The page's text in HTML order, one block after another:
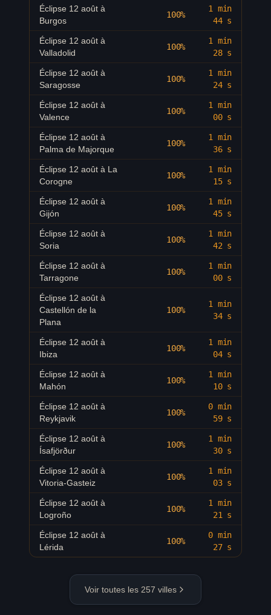
Perpignan
Éclipse 12 août à
Reims
Éclipse 12 août à
Le Havre
Éclipse 12 août à
Amiens
Éclipse 12 août à
Roubaix
Éclipse 12 août à
Dunkerque
Éclipse 12 août à
Calais
Éclipse 12 août à
Arras
Éclipse 12 août à
Charleville-
Mézières
20:15
Éclipse 12 août à
Rouen
20:16
Éclipse 12 août à
Caen
Éclipse 12 août à
Cherbourg-en-
Cotentin
20:16
Éclipse 12 août à
Évreux
92.6% 20:17
Éclipse 12 août à
Brest
96.4% 20:19
Éclipse 12 août à
Lorient
96.3% 20:20
Éclipse 12 août à
Quimper
96.5% 20:19
Éclipse 12 août à
Saint-Brieuc
95.3% 20:18
96%
Éclipse 12 août à
Burgos
100%
1 min
44 s
Éclipse 12 août à
Valladolid
100%
1 min
28 s
Éclipse 12 août à
Saragosse
100%
1 min
24 s
Éclipse 12 août à
Valence
100%
1 min
00 s
Éclipse 12 août à
Palma de Majorque
100%
1 min
36 s
Éclipse 12 août à La
Corogne
100%
1 min
15 s
Éclipse 12 août à
Gijón
100%
1 min
45 s
Éclipse 12 août à
Soria
100%
1 min
42 s
Éclipse 12 août à
Tarragone
100%
1 min
00 s
Éclipse 12 août à
Castellón de la
Plana
100%
1 min
34 s
Éclipse 12 août à
Ibiza
100%
1 min
04 s
Éclipse 12 août à
Mahón
100%
1 min
10 s
Éclipse 12 août à
Reykjavik
100%
0 min
59 s
Éclipse 12 août à
Ísafjörður
100%
1 min
30 s
Éclipse 12 août à
Vitoria-Gasteiz
100%
1 min
03 s
Éclipse 12 août à
Logroño
100%
1 min
21 s
Éclipse 12 août à
Lérida
100%
0 min
27 s
Voir toutes les 257 villes